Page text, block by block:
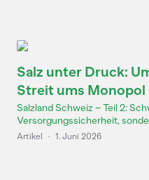
Salz unter Druck:
Streit ums Monopol
Salzland Schweiz – Teil 2:
Versorgungssicherheit,
Artikel · 1. Juni 2026